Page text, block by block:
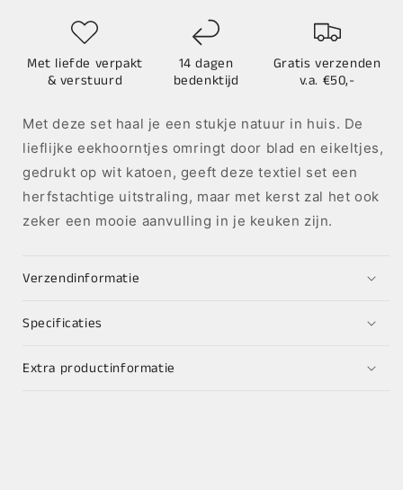
Pannenlap,
Ovenwand)
Pannenlap,
Ovenwand)
Met liefde verpakt
& verstuurd
14 dagen
bedenktijd
Gratis verzenden
v.a. €50,-
Met deze set haal je een stukje natuur in huis. De
lieflijke eekhoorntjes omringt door blad en eikeltjes,
gedrukt op wit katoen, geeft deze textiel set een
herfstachtige uitstraling, maar met kerst zal het ook
zeker een mooie aanvulling in je keuken zijn.
Verzendinformatie
Specificaties
Extra productinformatie